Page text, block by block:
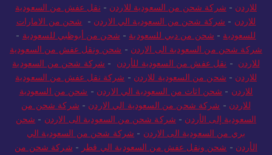
للاردن - شركة شحن من السعودية للاردن - نقل عفش من السعودية
للاردن - شركة شحن من السعودية الي الاردن - شحن من الامارات
للسعودية - شحن من دبي للسعودية - شحن من أبوظبي للسعودية -
شركة شحن من السعودية الى الاردن - شحن ونقل عفش من السعودية
للاردن - نقل عفش من السعودية للأردن - شركة شحن من السعودية
للاردن - شحن من السعودية للاردن - شركة نقل عفش من السعودية
للاردن - شحن اثاث من السعودية الي الاردن - شحن من السعودية
للاردن - شركة شحن من السعودية الي الاردن - شركة شحن من
السعودية إلى الأردن - شركة شحن من السعودية الى الاردن - شحن
بري من السعودية الى الاردن - شركة شحن من السعودية الي
الأردن - شحن ونقل عفش من السعودية الي قطر - شركة شحن من